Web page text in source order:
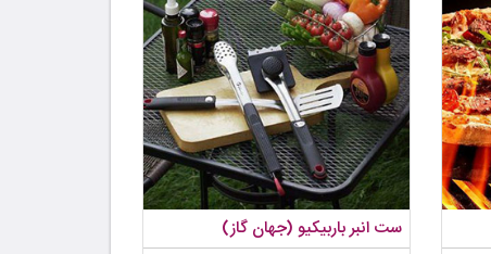
ست انبر باربیکیو (جهان گاز)